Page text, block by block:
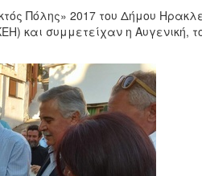
Πόλης» 2017 του Δήμου
και συμμετείχαν η Αυγενική,